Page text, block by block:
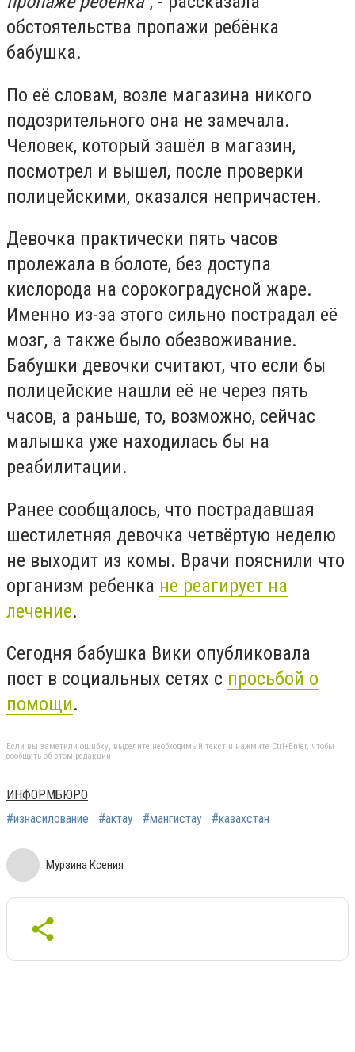
обстоятельства пропажи ребёнка
бабушка.
По её словам, возле магазина никого
подозрительного она не замечала.
Человек, который зашёл в магазин,
посмотрел и вышел, после проверки
полицейскими, оказался непричастен.
Девочка практически пять часов
пролежала в болоте, без доступа
кислорода на сорокоградусной жаре.
Именно из-за этого сильно пострадал её
мозг, а также было обезвоживание.
Бабушки девочки считают, что если бы
полицейские нашли её не через пять
часов, а раньше, то, возможно, сейчас
малышка уже находилась бы на
реабилитации.
Ранее сообщалось, что пострадавшая
шестилетняя девочка четвёртую неделю
не выходит из комы. Врачи пояснили что
организм ребенка не реагирует на
лечение.
Сегодня бабушка Вики опубликовала
пост в социальных сетях с просьбой о
помощи.
Если вы заметили ошибку, выделите необходимый текст и нажмите Ctrl+Enter, чтобы
сообщить об этом редакции
ИНФОРМБЮРО
#изнасилование
#актау #мангистау #казахстан
Мурзина Ксения